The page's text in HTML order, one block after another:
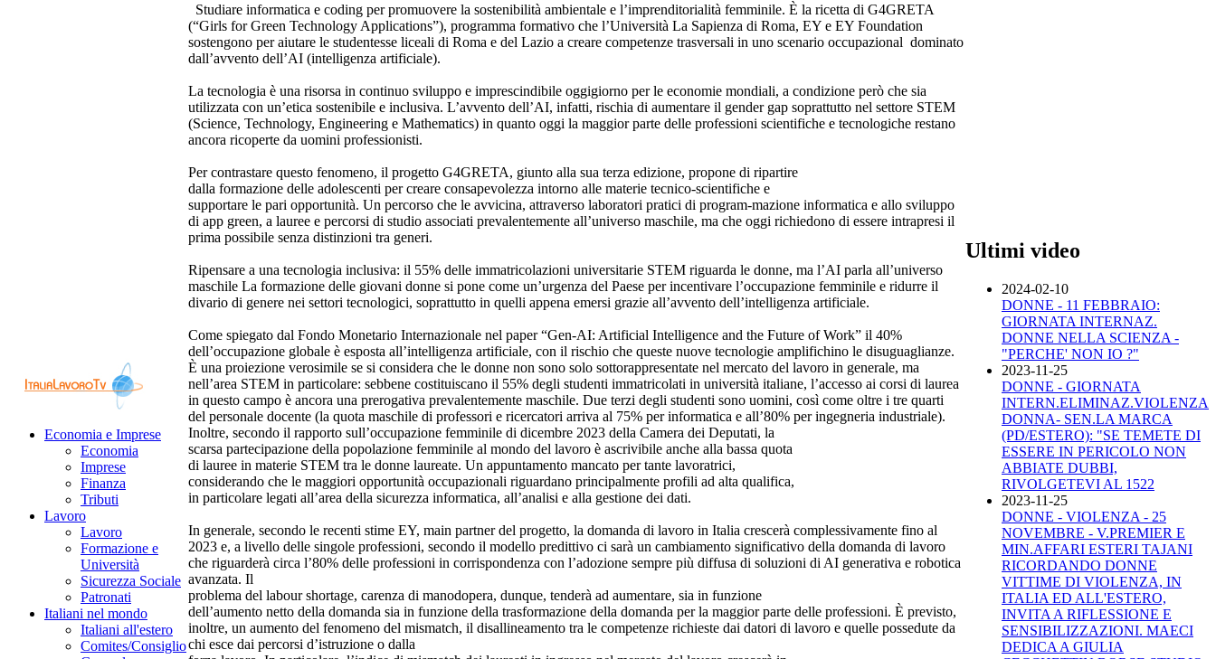
Economia e Imprese
Economia
Imprese
Finanza
Tributi
Lavoro
Lavoro
Formazione e
Università
Sicurezza Sociale
Patronati
Italiani nel mondo
Italiani all'estero
Comites/Consiglio
Studiare informatica e coding per promuovere la sostenibilità ambientale e l’imprenditorialità femminile. È la ricetta di G4GRETA
(“Girls for Green Technology Applications”), programma formativo che l’Università La Sapienza di Roma, EY e EY Foundation
sostengono per aiutare le studentesse liceali di Roma e del Lazio a creare competenze trasversali in uno scenario occupazional dominato
dall’avvento dell’AI (intelligenza artificiale).
La tecnologia è una risorsa in continuo sviluppo e imprescindibile oggigiorno per le economie mondiali, a condizione però che sia
utilizzata con un’etica sostenibile e inclusiva. L’avvento dell’AI, infatti, rischia di aumentare il gender gap soprattutto nel settore STEM
(Science, Technology, Engineering e Mathematics) in quanto oggi la maggior parte delle professioni scientifiche e tecnologiche restano
ancora ricoperte da uomini professionisti.
Per contrastare questo fenomeno, il progetto G4GRETA, giunto alla sua terza edizione, propone di ripartire
dalla formazione delle adolescenti per creare consapevolezza intorno alle materie tecnico-scientifiche e
supportare le pari opportunità. Un percorso che le avvicina, attraverso laboratori pratici di program-mazione informatica e allo sviluppo
di app green, a lauree e percorsi di studio associati prevalentemente all’universo maschile, ma che oggi richiedono di essere intrapresi il
prima possibile senza distinzioni tra generi.
Ripensare a una tecnologia inclusiva: il 55% delle immatricolazioni universitarie STEM riguarda le donne, ma l’AI parla all’universo
maschile La formazione delle giovani donne si pone come un’urgenza del Paese per incentivare l’occupazione femminile e ridurre il
divario di genere nei settori tecnologici, soprattutto in quelli appena emersi grazie all’avvento dell’intelligenza artificiale.
Come spiegato dal Fondo Monetario Internazionale nel paper “Gen-AI: Artificial Intelligence and the Future of Work” il 40%
dell’occupazione globale è esposta all’intelligenza artificiale, con il rischio che queste nuove tecnologie amplifichino le disuguaglianze.
È una proiezione verosimile se si considera che le donne non sono solo sottorappresentate nel mercato del lavoro in generale, ma
nell’area STEM in particolare: sebbene costituiscano il 55% degli studenti immatricolati in università italiane, l’accesso ai corsi di laurea
in questo campo è ancora una prerogativa prevalentemente maschile. Due terzi degli studenti sono uomini, così come oltre i tre quarti
del personale docente (la quota maschile di professori e ricercatori arriva al 75% per informatica e all’80% per ingegneria industriale).
Inoltre, secondo il rapporto sull’occupazione femminile di dicembre 2023 della Camera dei Deputati, la
scarsa partecipazione della popolazione femminile al mondo del lavoro è ascrivibile anche alla bassa quota
di lauree in materie STEM tra le donne laureate. Un appuntamento mancato per tante lavoratrici,
considerando che le maggiori opportunità occupazionali riguardano principalmente profili ad alta qualifica,
in particolare legati all’area della sicurezza informatica, all’analisi e alla gestione dei dati.
In generale, secondo le recenti stime EY, main partner del progetto, la domanda di lavoro in Italia crescerà complessivamente fino al
2023 e, a livello delle singole professioni, secondo il modello predittivo ci sarà un cambiamento significativo della domanda di lavoro
che riguarderà circa l’80% delle professioni in corrispondenza con l’adozione sempre più diffusa di soluzioni di AI generativa e robotica
avanzata. Il
problema del labour shortage, carenza di manodopera, dunque, tenderà ad aumentare, sia in funzione
dell’aumento netto della domanda sia in funzione della trasformazione della domanda per la maggior parte delle professioni. È previsto,
inoltre, un aumento del fenomeno del mismatch, il disallineamento tra le competenze richieste dai datori di lavoro e quelle possedute da
chi esce dai percorsi d’istruzione o dalla
Ultimi video
2024-02-10
DONNE - 11 FEBBRAIO:
GIORNATA INTERNAZ.
DONNE NELLA SCIENZA -
"PERCHE' NON IO ?"
2023-11-25
DONNE - GIORNATA
INTERN.ELIMINAZ.VIOLENZA
DONNA- SEN.LA MARCA
(PD/ESTERO): "SE TEMETE DI
ESSERE IN PERICOLO NON
ABBIATE DUBBI,
RIVOLGETEVI AL 1522
2023-11-25
DONNE - VIOLENZA - 25
NOVEMBRE - V.PREMIER E
MIN.AFFARI ESTERI TAJANI
RICORDANDO DONNE
VITTIME DI VIOLENZA, IN
ITALIA ED ALL'ESTERO,
INVITA A RIFLESSIONE E
SENSIBILIZZAZIONI. MAECI
DEDICA A GIULIA